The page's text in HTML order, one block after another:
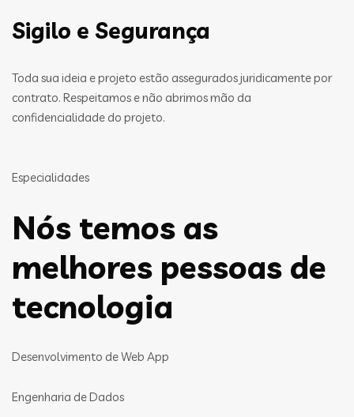
Sigilo e Segurança
Toda sua ideia e projeto estão assegurados juridicamente por
contrato. Respeitamos e não abrimos mão da
confidencialidade do projeto.
Especialidades
Nós temos as
melhores pessoas de
tecnologia
Desenvolvimento de Web App
Engenharia de Dados